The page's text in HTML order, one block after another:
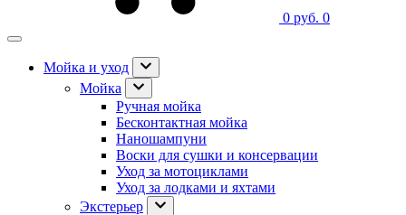
0 руб. 0
Мойка и уход
Мойка
Ручная мойка
Бесконтактная мойка
Наношампуни
Воски для сушки и консервации
Уход за мотоциклами
Уход за лодками и яхтами
Экстерьер